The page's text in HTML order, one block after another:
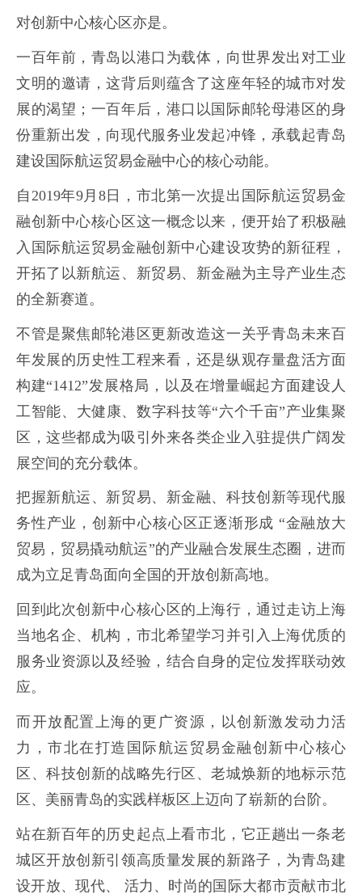
对创新中心核心区亦是。
一百年前，青岛以港口为载体，向世界发出对工业
文明的邀请，这背后则蕴含了这座年轻的城市对发
展的渴望；一百年后，港口以国际邮轮母港区的身
份重新出发，向现代服务业发起冲锋，承载起青岛
建设国际航运贸易金融中心的核心动能。
自2019年9月8日，市北第一次提出国际航运贸易金
融创新中心核心区这一概念以来，便开始了积极融
入国际航运贸易金融创新中心建设攻势的新征程，
开拓了以新航运、新贸易、新金融为主导产业生态
的全新赛道。
不管是聚焦邮轮港区更新改造这一关乎青岛未来百
年发展的历史性工程来看，还是纵观存量盘活方面
构建“1412”发展格局，以及在增量崛起方面建设人
工智能、大健康、数字科技等“六个千亩”产业集聚
区，这些都成为吸引外来各类企业入驻提供广阔发
展空间的充分载体。
把握新航运、新贸易、新金融、科技创新等现代服
务性产业，创新中心核心区正逐渐形成 “金融放大
贸易，贸易撬动航运”的产业融合发展生态圈，进而
成为立足青岛面向全国的开放创新高地。
回到此次创新中心核心区的上海行，通过走访上海
当地名企、机构，市北希望学习并引入上海优质的
服务业资源以及经验，结合自身的定位发挥联动效
应。
而开放配置上海的更广资源，以创新激发动力活
力，市北在打造国际航运贸易金融创新中心核心
区、科技创新的战略先行区、老城焕新的地标示范
区、美丽青岛的实践样板区上迈向了崭新的台阶。
站在新百年的历史起点上看市北，它正趟出一条老
城区开放创新引领高质量发展的新路子，为青岛建
设开放、现代、 活力、时尚的国际大都市贡献市北